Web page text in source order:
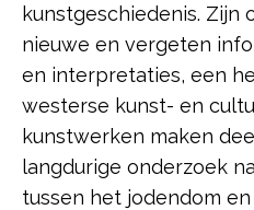
kunstgeschiedenis. Zijn
nieuwe en vergeten
en interpretaties, een
westerse kunst- en
kunstwerken maken
langdurige onderzoek
tussen het jodendom